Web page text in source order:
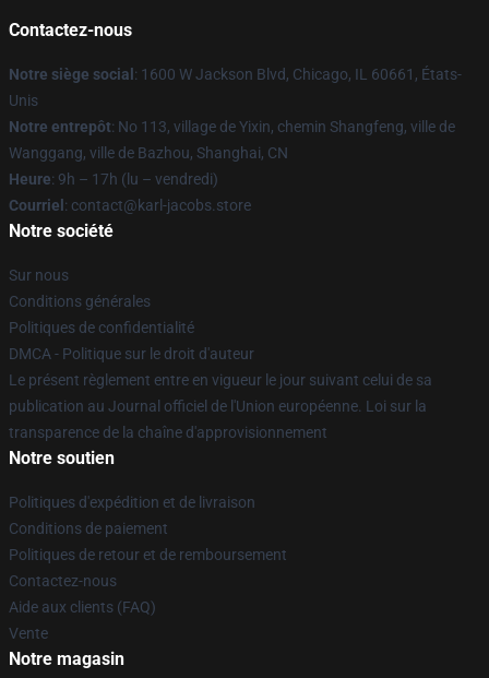
Contactez-nous
Notre siège social : 1600 W Jackson Blvd, Chicago, IL 60661, États-
Unis
Notre entrepôt: No 113, village de Yixin, chemin Shangfeng, ville de
Wanggang, ville de Bazhou, Shanghai, CN
Heure: 9h – 17h (lu – vendredi)
Courriel : contact@karl-jacobs.store
Notre société
Sur nous
Conditions générales
Politiques de confidentialité
DMCA - Politique sur le droit d'auteur
Le présent règlement entre en vigueur le jour suivant celui de sa
publication au Journal officiel de l'Union européenne. Loi sur la
transparence de la chaîne d'approvisionnement
Notre soutien
Politiques d'expédition et de livraison
Conditions de paiement
Politiques de retour et de remboursement
Contactez-nous
Aide aux clients (FAQ)
Vente
Notre magasin